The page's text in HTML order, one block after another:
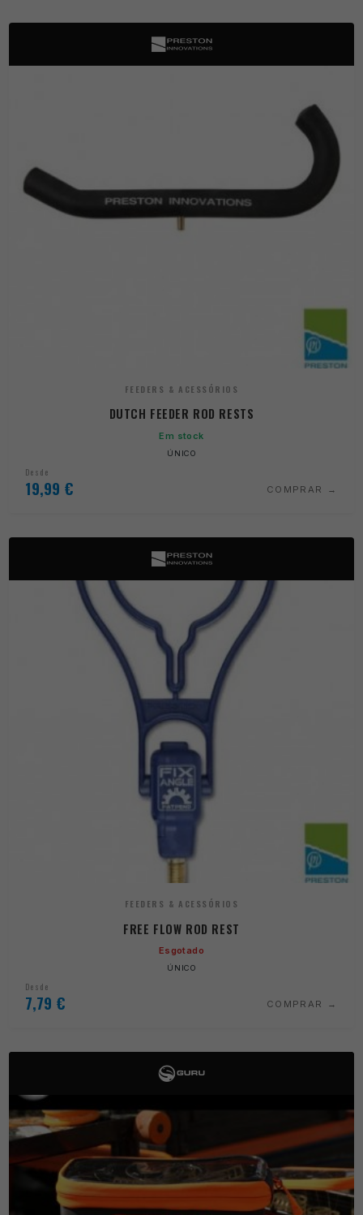
FEEDERS & ACESSÓRIOS
DUTCH FEEDER ROD RESTS
Em stock
ÚNICO
Desde
19,99 € COMPRAR
FEEDERS & ACESSÓRIOS
FREE FLOW ROD REST
Esgotado
ÚNICO
Desde
7,79 € COMPRAR